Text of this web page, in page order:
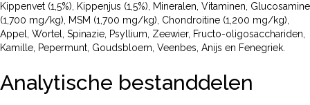
Kippenvet (1,5%), Kippenjus (1,5%), Mineralen, Vitaminen, Glucosamine
(1,700 mg/kg), MSM (1,700 mg/kg), Chondroitine (1,200 mg/kg),
Appel, Wortel, Spinazie, Psyllium, Zeewier, Fructo-oligosacchariden,
Kamille, Pepermunt, Goudsbloem, Veenbes, Anijs en Fenegriek.
Analytische bestanddelen